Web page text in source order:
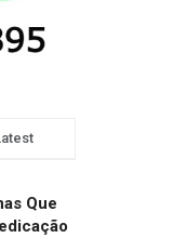
Que